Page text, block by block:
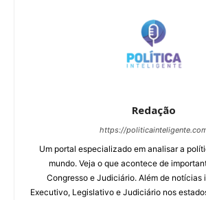
Redação
https://
Um portal especializado em analisar a
mundo. Veja o que acontece de
Congresso e Judiciário. Além de notícias
Executivo, Legislativo e Judiciário nos